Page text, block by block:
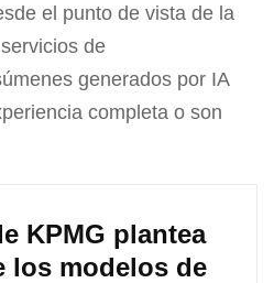
el punto de vista de la
de
generados por IA
completa o son
KPMG plantea
los modelos de